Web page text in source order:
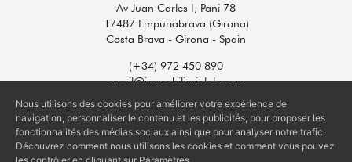
Av Juan Carles I, Pani 78
17487 Empuriabrava (Girona)
Costa Brava - Girona - Spain
(+34) 972 450 890
email@immobiliarialola.com
© 2026 EMPURIALOLA S.L. - ALL RIGHTS RESERVED
Nous utilisons des cookies pour améliorer votre expérience de
navigation, personnaliser le contenu et les publicités, pour proposer les
fonctionnalités des médias sociaux ainsi que pour analyser notre trafic.
Découvrez comment nous utilisons les cookies et comment vous pouvez